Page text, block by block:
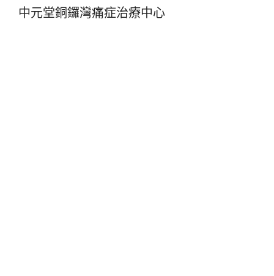
中元堂銅鑼灣痛症治療中心